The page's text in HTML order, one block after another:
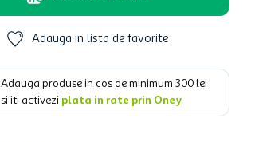
Adauga in lista de favorite
Adauga produse in cos de minimum 300 lei
si iti activezi plata in rate prin Oney